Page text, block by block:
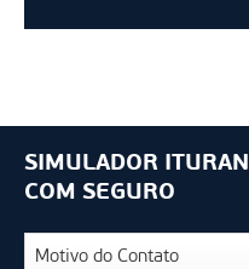
SIMULADOR ITURAN
COM SEGURO